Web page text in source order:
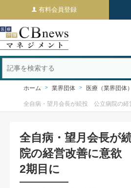
有料会員登録
ホーム 業界団体 医療（業界団体）
全自病・望月会長が続投 公立病院の経
全自病・望月会長が
院の経営改善に意欲
2期目に